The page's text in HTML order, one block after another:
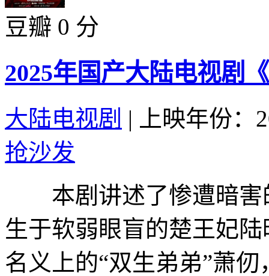
豆瓣 0 分
2025年国产大陆电视剧
大陆电视剧 |
上映年份：
抢沙发
本剧讲述了惨遭暗害
生于软弱眼盲的楚王妃
名义上的“双生弟弟”萧